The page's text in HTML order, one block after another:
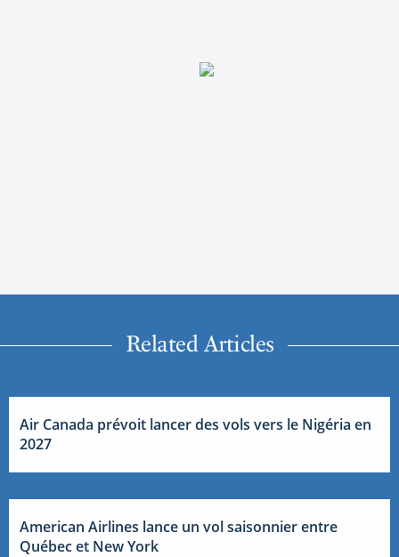
Related Articles
Air Canada prévoit lancer des vols vers le Nigéria en
2027
American Airlines lance un vol saisonnier entre
Québec et New York